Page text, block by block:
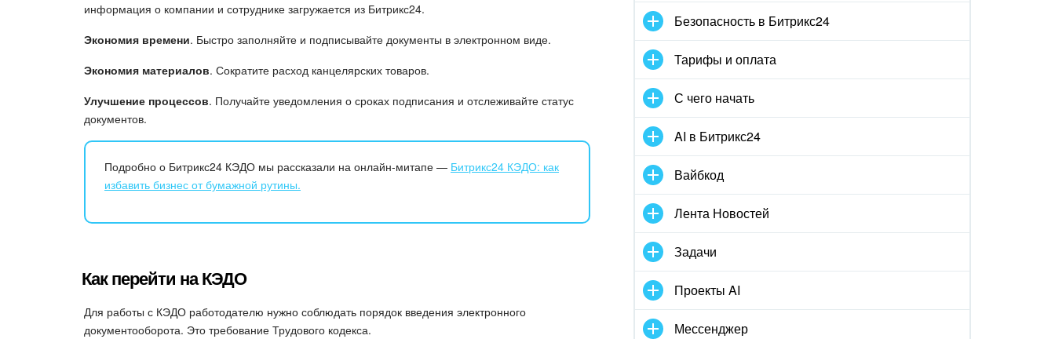
информация о компании и сотруднике загружается из Битрикс24.
Экономия времени. Быстро заполняйте и подписывайте документы в электронном виде.
Экономия материалов. Сократите расход канцелярских товаров.
Улучшение процессов. Получайте уведомления о сроках подписания и отслеживайте статус
документов.
Подробно о Битрикс24 КЭДО мы рассказали на онлайн-митапе — Битрикс24 КЭДО: как
избавить бизнес от бумажной рутины.
Как перейти на КЭДО
Для работы с КЭДО работодателю нужно соблюдать порядок введения электронного
документооборота. Это требование Трудового кодекса.
Безопасность в Битрикс24
Тарифы и оплата
С чего начать
AI в Битрикс24
Вайбкод
Лента Новостей
Задачи
Проекты AI
Мессенджер